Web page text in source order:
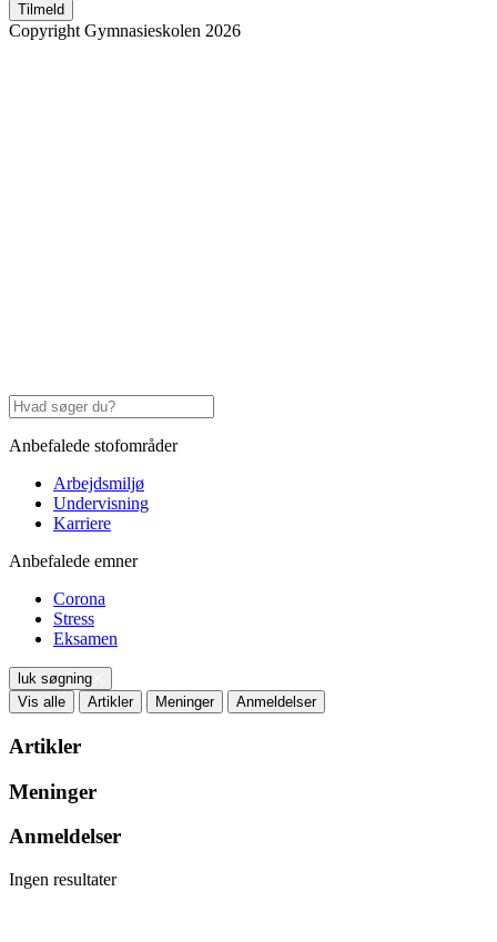
Tilmeld
Copyright Gymnasieskolen 2026
Anbefalede stofområder
Arbejdsmiljø
Undervisning
Karriere
Anbefalede emner
Corona
Stress
Eksamen
luk søgning
Vis alle
Artikler Meninger Anmeldelser
Artikler
Meninger
Anmeldelser
Ingen resultater